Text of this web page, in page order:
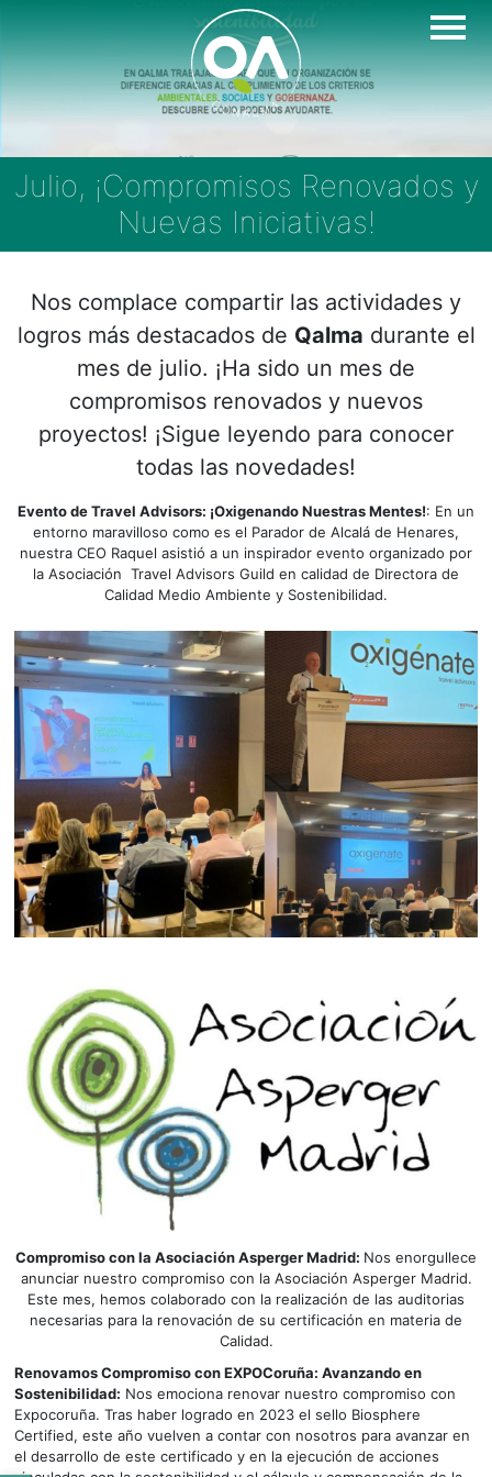
Julio, ¡Compromisos Renovados y
Nuevas Iniciativas!
Nos complace compartir las actividades y
logros más destacados de Qalma durante el
mes de julio. ¡Ha sido un mes de
compromisos renovados y nuevos
proyectos! ¡Sigue leyendo para conocer
todas las novedades!
Evento de Travel Advisors: ¡Oxigenando Nuestras Mentes!: En un
entorno maravilloso como es el Parador de Alcalá de Henares,
nuestra CEO Raquel asistió a un inspirador evento organizado por
la Asociación Travel Advisors Guild en calidad de Directora de
Calidad Medio Ambiente y Sostenibilidad.
Compromiso con la Asociación Asperger Madrid: Nos enorgullece
anunciar nuestro compromiso con la Asociación Asperger Madrid.
Este mes, hemos colaborado con la realización de las auditorias
necesarias para la renovación de su certificación en materia de
Calidad.
Renovamos Compromiso con EXPOCoruña: Avanzando en
Sostenibilidad: Nos emociona renovar nuestro compromiso con
Expocoruña. Tras haber logrado en 2023 el sello Biosphere
Certified, este año vuelven a contar con nosotros para avanzar en
el desarrollo de este certificado y en la ejecución de acciones